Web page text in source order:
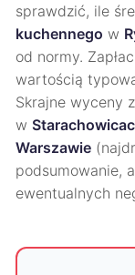
sprawdzić, ile
kuchennego w
od normy.
wartością
Skrajne wyceny
w
Warszawie
podsumowanie,
ewentualnych